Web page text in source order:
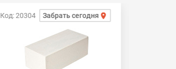
Код: 20304 Забрать сегодня